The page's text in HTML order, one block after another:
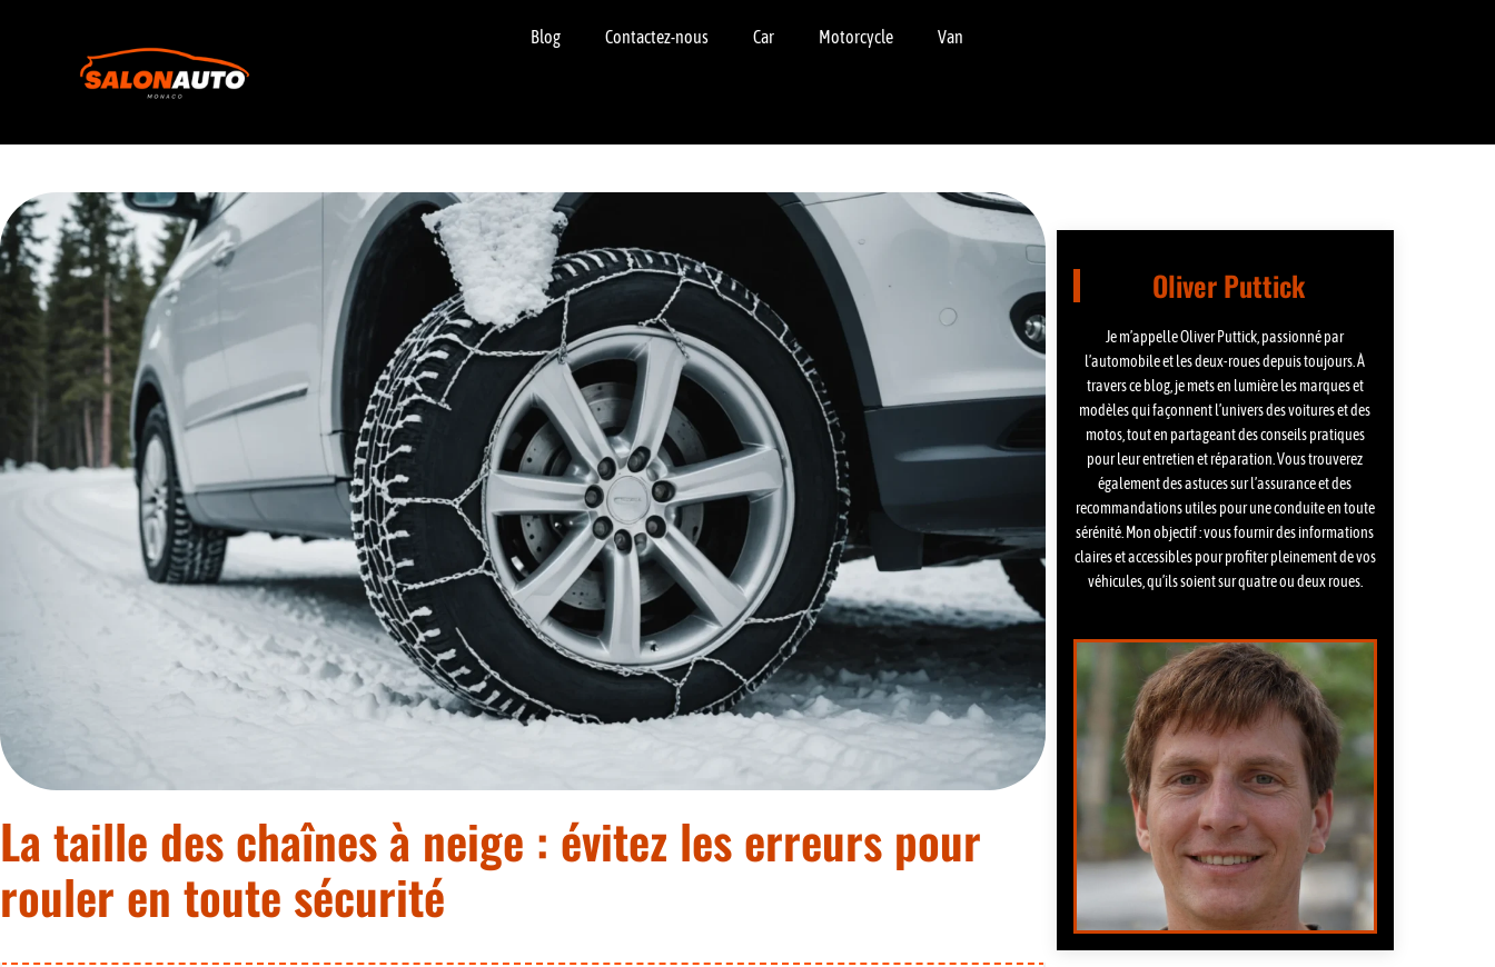
Blog Contactez-nous Car Motorcycle Van
La taille des chaînes à neige : évitez les erreurs pour
rouler en toute sécurité
Oliver Puttick
Je m’appelle Oliver Puttick, passionné par
l’automobile et les deux-roues depuis toujours. À
travers ce blog, je mets en lumière les marques et
modèles qui façonnent l’univers des voitures et des
motos, tout en partageant des conseils pratiques
pour leur entretien et réparation. Vous trouverez
également des astuces sur l’assurance et des
recommandations utiles pour une conduite en toute
sérénité. Mon objectif : vous fournir des informations
claires et accessibles pour profiter pleinement de vos
véhicules, qu’ils soient sur quatre ou deux roues.